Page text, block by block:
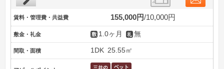
賃料・管理費・共益費 155,000円 10,000円
敷金・礼金 1.0ヶ月 無
間取・面積 1DK 25.55㎡